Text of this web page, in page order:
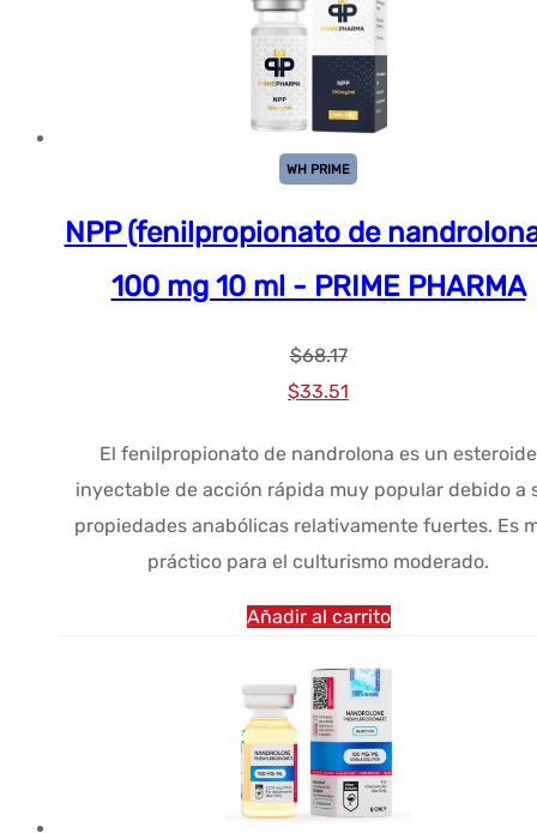
WH PRIME
NPP (fenilpropionato de
100 mg 10 ml - PRIME PHARMA
$68.17
El
original
era:
$68.17.
$33.51
actual
es:
$33.51.
El fenilpropionato de nandrolona es un esteroide
inyectable de acción rápida muy popular debido a
propiedades anabólicas relativamente fuertes. Es
práctico para el culturismo moderado.
Añadir al carrito